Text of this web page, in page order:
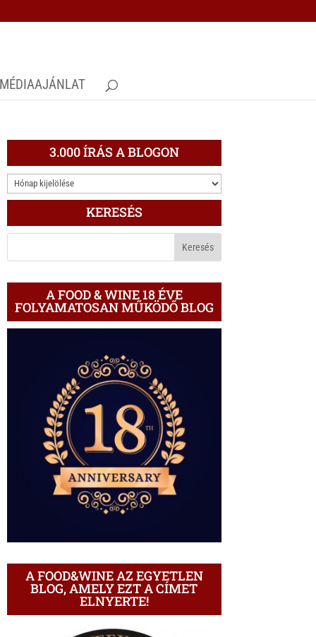
MÉDIAAJÁNLAT
3.000 ÍRÁS A BLOGON
3.000
ÍRÁS
BLOGON
KERESÉS
A FOOD & WINE 18 ÉVE
FOLYAMATOSAN MŰKÖDŐ BLOG
A FOOD&WINE AZ EGYETLEN
BLOG, AMELY EZT A CÍMET
ELNYERTE!